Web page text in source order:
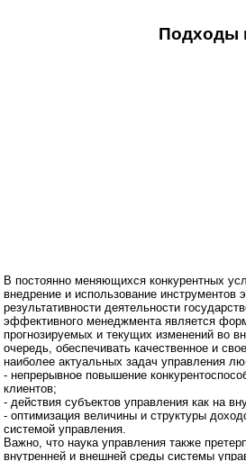
Подходы
В постоянно меняющихся конкурентных
внедрение и использование
результативности деятельности
эффективного менеджмента является
прогнозируемых и текущих изменений во
очередь, обеспечивать качественное и
наиболее актуальных задач управления
- непрерывное повышение
клиентов;
- действия субъектов управления как на
- оптимизация величины и структуры
системой управления.
Важно, что наука управления также
внутренней и внешней среды системы